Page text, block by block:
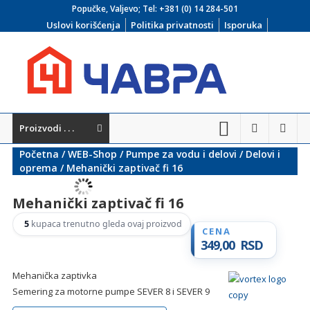
Popučke, Valjevo; Tel: +381 (0) 14 284-501
Uslovi korišćenja Politika privatnosti Isporuka
Čavra
..::
Nadohvat
ruke
::..
Široka
vodovodnih
i
Proizvodi . . .
Početna /WEB-Shop / Pumpe za vodu i delovi / Delovi i
oprema / Mehanički zaptivač fi 16
Mehanički zaptivač fi 16
5kupaca trenutno gleda ovaj proizvod
349,00 RSD
Mehanička zaptivka
Semering za motorne pumpe SEVER 8 i SEVER 9